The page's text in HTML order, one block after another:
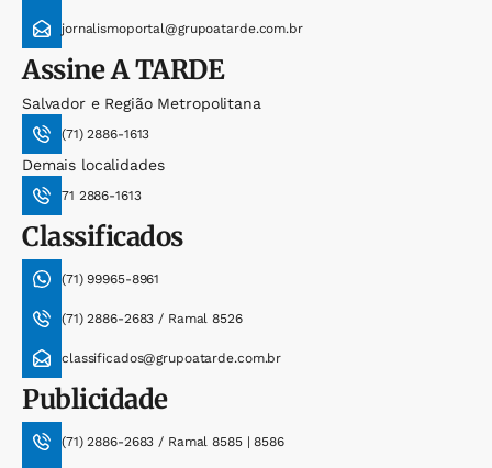
jornalismoportal@grupoatarde.com.br
AssineA TARDE
Salvador e Região Metropolitana
(71) 2886-1613
Demais localidades
71 2886-1613
Classificados
(71) 99965-8961
(71) 2886-2683 / Ramal 8526
classificados@grupoatarde.com.br
Publicidade
(71) 2886-2683 / Ramal 8585 | 8586